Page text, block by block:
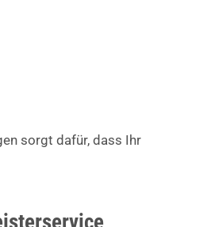
sorgt dafür, dass Ihr